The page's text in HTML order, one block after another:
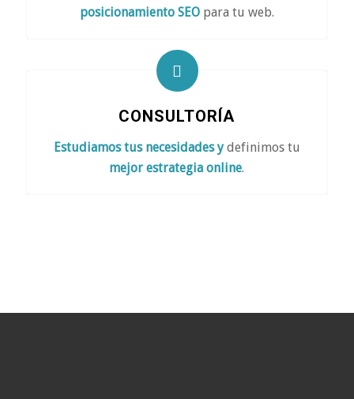
posicionamiento SEO para tu web.
CONSULTORÍA
Estudiamos tus necesidades ydefinimos tu
mejor estrategia online.